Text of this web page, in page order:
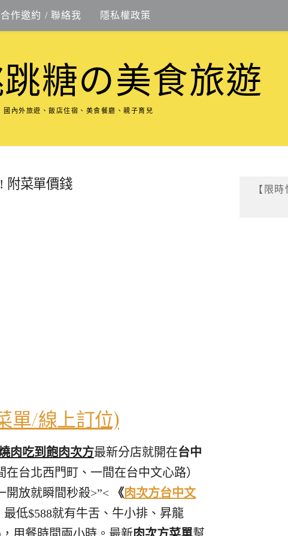
合作邀約 / 聯絡我 隱私權政策
糖の美食旅遊
國內外旅遊、飯店住宿、美食餐廳、親子育兒
附菜單價錢
單/線上訂位)
肉吃到飽肉次方最新分店就開在台中
在台北西門町、一間在台中文心路）
開放就瞬間秒殺>”<
《 肉次方台中文
最低$588就有牛舌、牛小排、昇龍
【限